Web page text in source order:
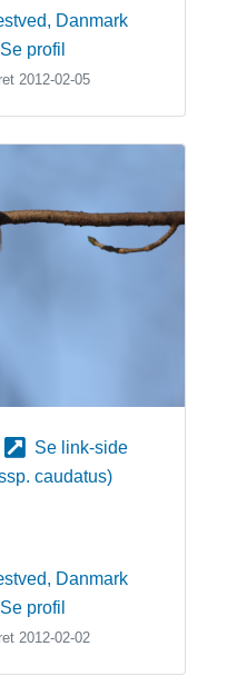
, Danmark
Se profil
2012-02-05
Se link-side
caudatus)
, Danmark
Se profil
2012-02-02